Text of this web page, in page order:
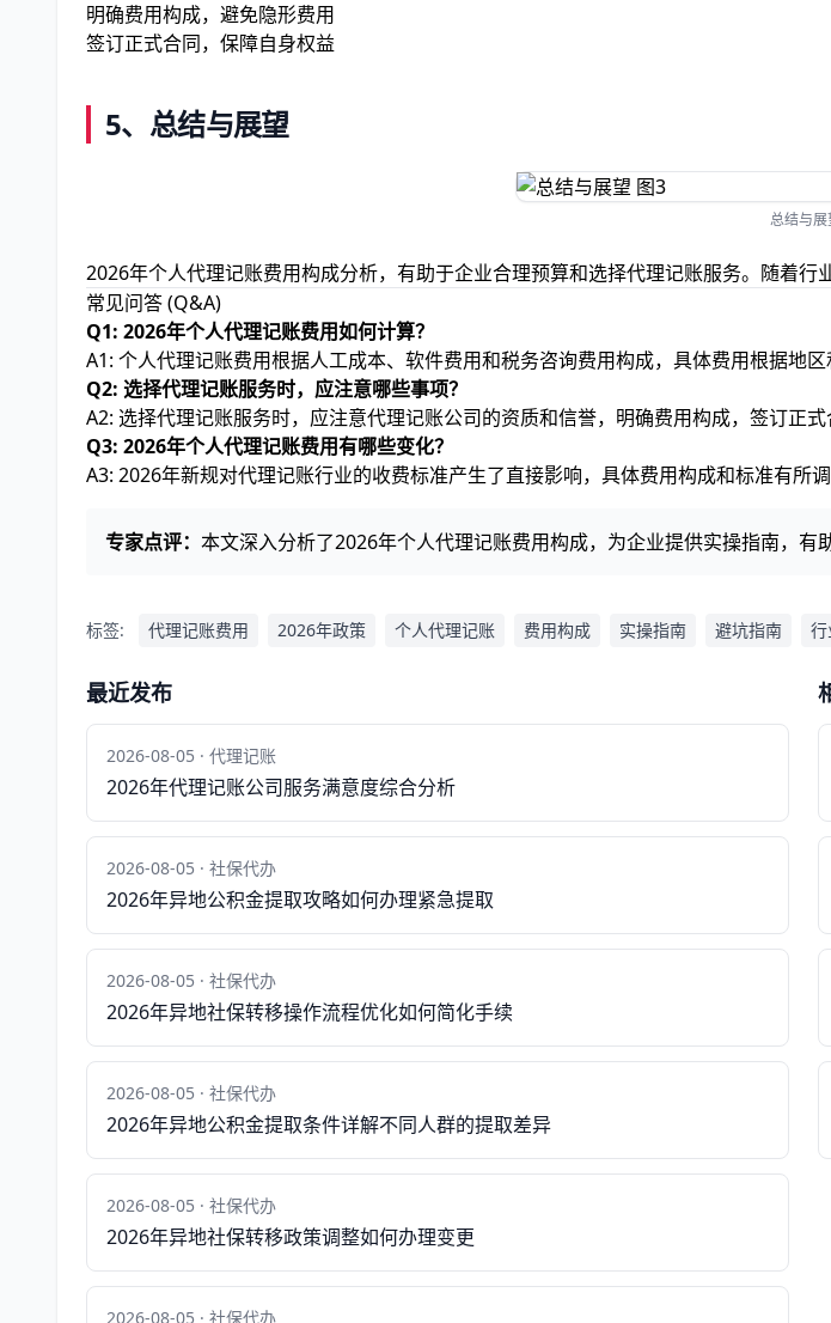
明确费用构成，避免隐形费用
签订正式合同，保障自身权益
5、总结与展望
总结与展
2026年个人代理记账费用构成分析，有助于企业合理预算和选择代理记账服务。随着行
常见问答 (Q&A)
Q1: 2026年个人代理记账费用如何计算？
A1: 个人代理记账费用根据人工成本、软件费用和税务咨询费用构成，具体费用根据地区
Q2: 选择代理记账服务时，应注意哪些事项？
A2: 选择代理记账服务时，应注意代理记账公司的资质和信誉，明确费用构成，签订正式
Q3: 2026年个人代理记账费用有哪些变化？
A3: 2026年新规对代理记账行业的收费标准产生了直接影响，具体费用构成和标准有所调
专家点评： 本文深入分析了2026年个人代理记账费用构成，为企业提供实操指南，有
标签: 代理记账费用 2026年政策 个人代理记账 费用构成 实操指南 避坑指南
最近发布
2026-08-05 · 代理记账
2026年代理记账公司服务满意度综合分析
2026-08-05 · 社保代办
2026年异地公积金提取攻略如何办理紧急提取
2026-08-05 · 社保代办
2026年异地社保转移操作流程优化如何简化手续
2026-08-05 · 社保代办
2026年异地公积金提取条件详解不同人群的提取差异
2026-08-05 · 社保代办
2026年异地社保转移政策调整如何办理变更
2026-08-05 · 社保代办